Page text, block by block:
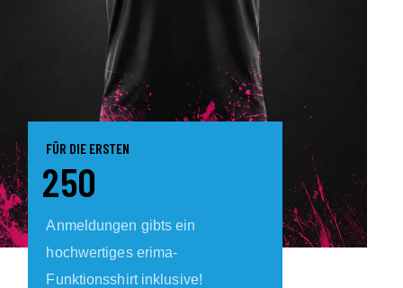
FÜR DIE ERSTEN
250
Anmeldungen gibts ein
hochwertiges erima-
Funktionsshirt inklusive!